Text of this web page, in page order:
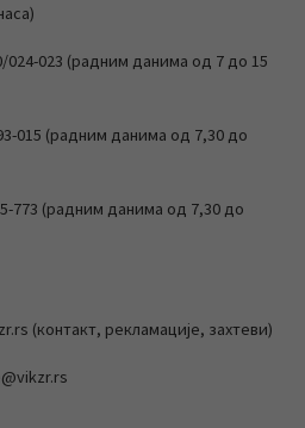
024-023 (радним данима од 7 до 15
015 (радним данима од 7,30 до
773 (радним данима од 7,30 до
(контакт, рекламације, захтеви)